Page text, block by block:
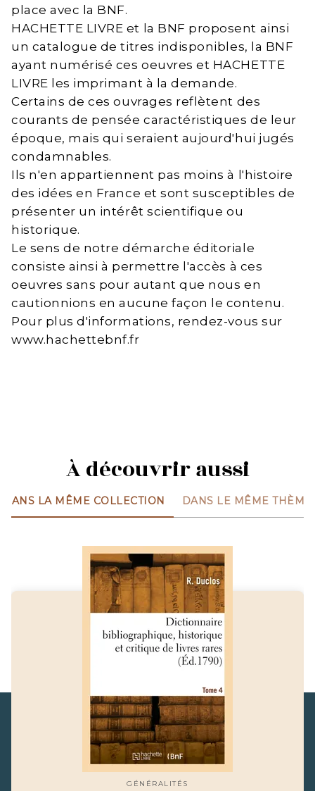
place avec la BNF.
HACHETTE LIVRE et la BNF proposent ainsi
un catalogue de titres indisponibles, la BNF
ayant numérisé ces oeuvres et HACHETTE
LIVRE les imprimant à la demande.
Certains de ces ouvrages reflètent des
courants de pensée caractéristiques de leur
époque, mais qui seraient aujourd'hui jugés
condamnables.
Ils n'en appartiennent pas moins à l'histoire
des idées en France et sont susceptibles de
présenter un intérêt scientifique ou
historique.
Le sens de notre démarche éditoriale
consiste ainsi à permettre l'accès à ces
oeuvres sans pour autant que nous en
cautionnions en aucune façon le contenu.
Pour plus d'informations, rendez-vous sur
www.hachettebnf.fr
À découvrir aussi
DANS LA MÊME COLLECTION DANS LE MÊME THÈME
GÉNÉRALITÉS